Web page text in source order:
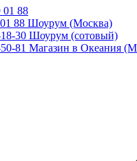
01 88
88 Шоурум (Москва)
30 Шоурум (сотовый)
81 Магазин в Океания